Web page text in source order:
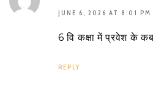
JUNE 6, 2026 AT 8:01 PM
6 वि कक्षा में प्रवेश के
REPLY